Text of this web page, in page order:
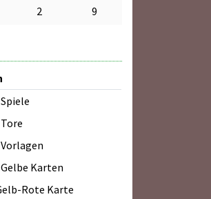
2 9
Spiele
Tore
Vorlagen
Gelbe Karten
Rote Karte